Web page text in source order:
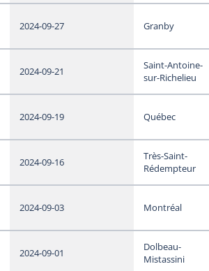
2024-09-27 Granby
2024-09-21
Saint-Antoine-
sur-Richelieu
2024-09-19 Québec
2024-09-16
Très-Saint-
Rédempteur
2024-09-03 Montréal
2024-09-01
Dolbeau-
Mistassini